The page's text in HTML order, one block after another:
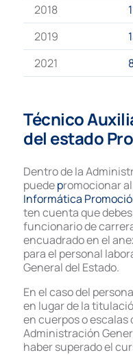
2018
2019
2021
Técnico
del estado
Dentro de la
puedepromocionar
Informática
ten cuenta que
funcionario de
encuadrado en el
para el personal
General del Estado.
En el caso del
en lugar de la
en cuerpos o escalas
Administración
haber superado el